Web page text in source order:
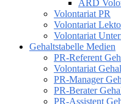
ARD
Volontariat PR
Volontariat
Volontariat
Gehaltstabelle Medien
PR-Referent
Volontariat
PR-Manager
PR-Berater
PR-Assistent